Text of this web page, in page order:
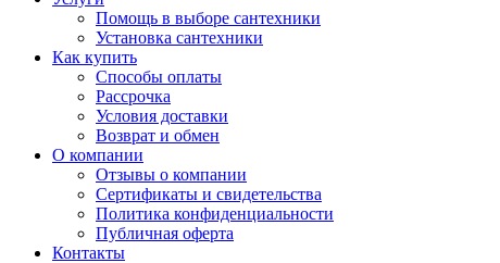
Помощь в выборе сантехники
Установка сантехники
Как купить
Способы оплаты
Рассрочка
Условия доставки
Возврат и обмен
О компании
Отзывы о компании
Сертификаты и свидетельства
Политика конфиденциальности
Публичная оферта
Контакты